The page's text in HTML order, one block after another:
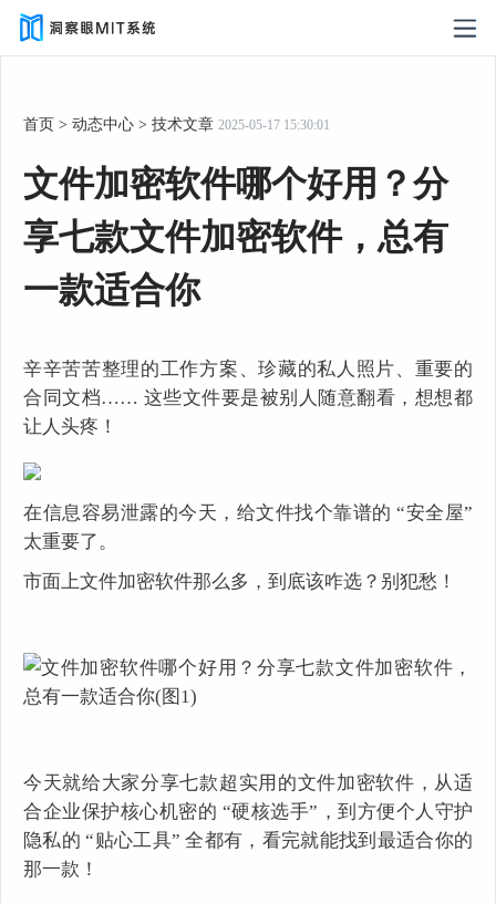
首页 > 动态中心 > 技术文章 2025-05-17 15:30:01
文件加密软件哪个好用？分
享七款文件加密软件，总有
一款适合你
辛辛苦苦整理的工作方案、珍藏的私人照片、重要的
合同文档…… 这些文件要是被别人随意翻看，想想都
让人头疼！
在信息容易泄露的今天，给文件找个靠谱的 “安全屋”
太重要了。
市面上文件加密软件那么多，到底该咋选？别犯愁！
今天就给大家分享七款超实用的文件加密软件，从适
合企业保护核心机密的 “硬核选手”，到方便个人守护
隐私的 “贴心工具” 全都有，看完就能找到最适合你的
那一款！